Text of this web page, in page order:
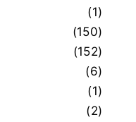
(1)
(150)
(152)
(6)
(1)
(2)